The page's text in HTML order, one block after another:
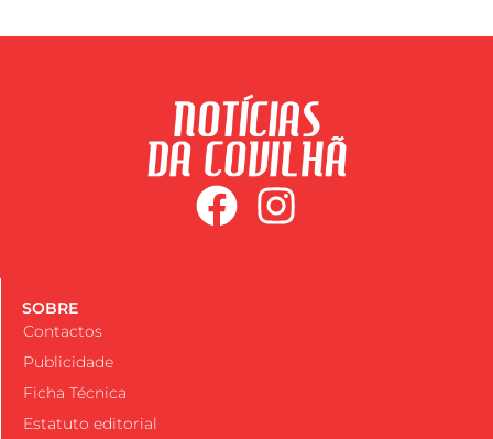
SOBRE
Contactos
Publicidade
Ficha Técnica
Estatuto editorial